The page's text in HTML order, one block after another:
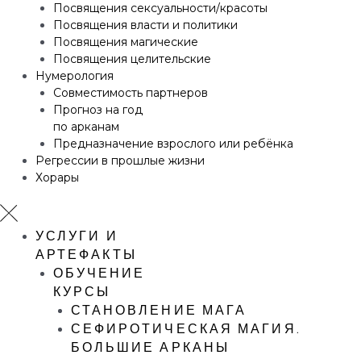
Посвящения сексуальности/красоты
Посвящения власти и политики
Посвящения магические
Посвящения целительские
Нумерология
Совместимость партнеров
Прогноз на год
по арканам
Предназначение взрослого или ребёнка
Регрессии в прошлые жизни
Хорары
УСЛУГИ И
АРТЕФАКТЫ
ОБУЧЕНИЕ
КУРСЫ
СТАНОВЛЕНИЕ МАГА
СЕФИРОТИЧЕСКАЯ МАГИЯ.
БОЛЬШИЕ АРКАНЫ